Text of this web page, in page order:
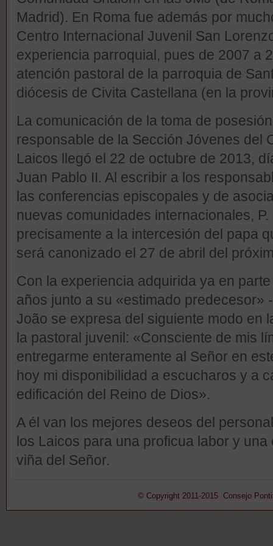
Madrid). En Roma fue además por
Centro Internacional Juvenil San
experiencia parroquial, pues de 2007 a
atención pastoral de la parroquia de
diócesis de Civita Castellana (en la
La comunicación de la toma de
responsable de la Sección Jóvenes del
Laicos llegó el 22 de octubre de 2013,
Juan Pablo II. Al escribir a los
las conferencias episcopales y de
nuevas comunidades internacionales,
precisamente a la intercesión del papa
será canonizado el 27 de abril del
Con la experiencia adquirida ya en
años junto a su «estimado predecesor»
João se expresa del siguiente modo en
la pastoral juvenil: «Consciente de mis
entregarme enteramente al Señor en
hoy mi disponibilidad a escucharos y a
edificación del Reino de Dios».
A él van los mejores deseos del
los Laicos para una proficua labor y
viña del Señor.
© Copyright 2011-2015 Consejo